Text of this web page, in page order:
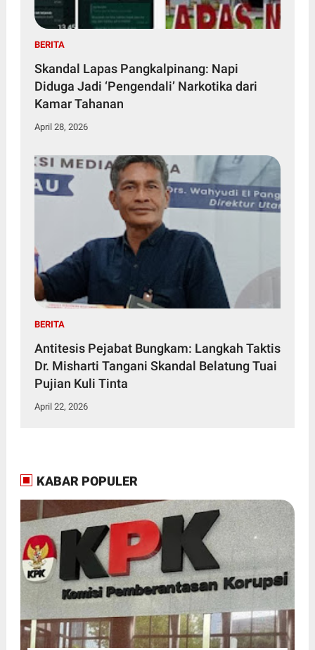
BERITA
Skandal Lapas Pangkalpinang: Napi
Diduga Jadi ‘Pengendali’ Narkotika dari
Kamar Tahanan
April 28, 2026
BERITA
Antitesis Pejabat Bungkam: Langkah Taktis
Dr. Misharti Tangani Skandal Belatung Tuai
Pujian Kuli Tinta
April 22, 2026
KABAR POPULER